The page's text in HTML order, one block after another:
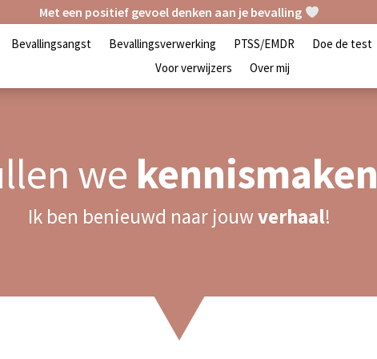
Met een positief gevoel denken aan je bevalling
Bevallingsangst Bevallingsverwerking PTSS/EMDR Doe de test
Voor verwijzers
Over mij
we kennismaken
Ik ben benieuwd naar jouwverhaal!